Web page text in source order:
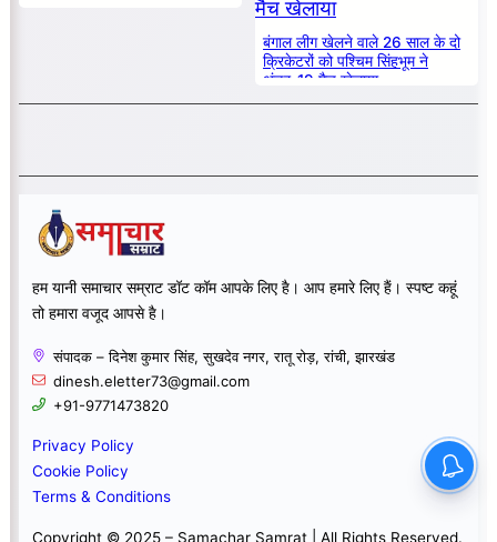
बंगाल लीग खेलने वाले 26 साल के दो
क्रिकेटरों को पश्चिम सिंहभूम ने
अंडर-19 मैच खेलाया
हम यानी समाचार सम्राट डॉट कॉम आपके लिए है। आप हमारे लिए हैं। स्पष्ट कहूं
तो हमारा वजूद आपसे है।
संपादक – दिनेश कुमार सिंह, सुखदेव नगर, रातू रोड़, रांची, झारखंड
dinesh.eletter73@gmail.com
+91-9771473820
Privacy Policy
Cookie Policy
Terms & Conditions
Copyright © 2025 – Samachar Samrat | All Rights Reserved.